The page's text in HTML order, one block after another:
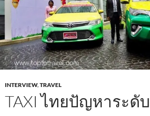
INTERVIEW,TRAVEL
TAXI ไทยปัญหาระดั